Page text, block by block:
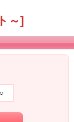
～]
○